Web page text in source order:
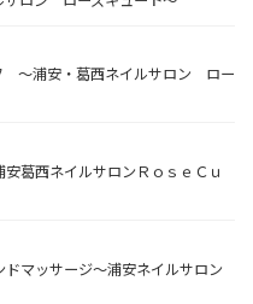
～浦安・葛西ネイルサロン ロー
葛西ネイルサロンＲｏｓｅＣｕ
マッサージ～浦安ネイルサロン